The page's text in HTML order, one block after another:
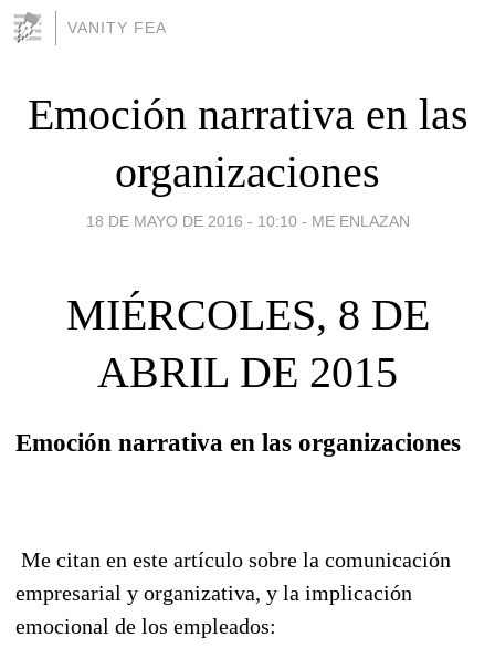
VANITY FEA
Emoción narrativa en las
organizaciones
18 DE MAYO DE 2016 - 10:10 - ME ENLAZAN
MIÉRCOLES, 8 DE
ABRIL DE 2015
Emoción narrativa en las organizaciones
Me citan en este artículo sobre la comunicación
empresarial y organizativa, y la implicación
emocional de los empleados: